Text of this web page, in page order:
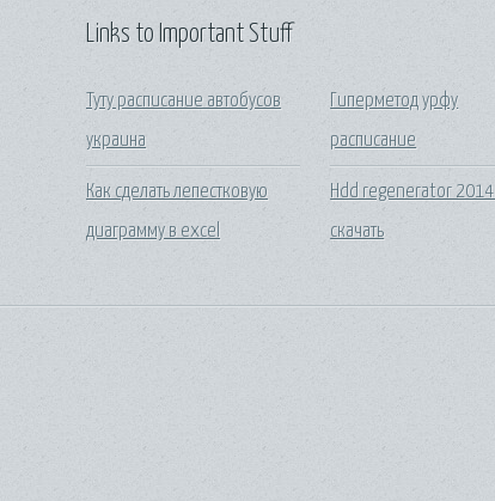
Links to Important Stuff
Туту расписание автобусов
украина
Как сделать лепестковую
диаграмму в excel
Гиперметод урфу
расписание
Hdd regenerator
скачать